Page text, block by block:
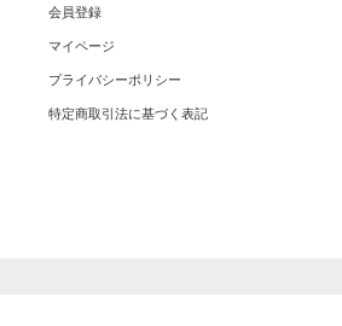
会員登録
マイページ
プライバシーポリシー
特定商取引法に基づく表記